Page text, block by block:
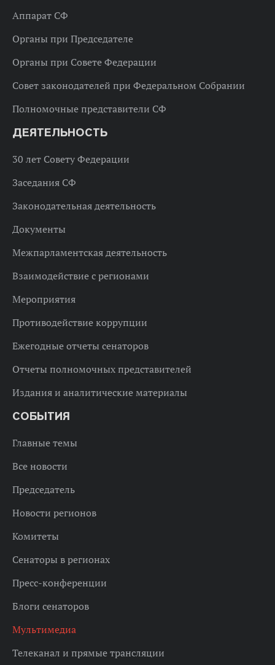
Аппарат СФ
Органы при Председателе
Органы при Совете Федерации
Совет законодателей при Федеральном Собрании
Полномочные представители СФ
ДЕЯТЕЛЬНОСТЬ
30 лет Совету Федерации
Заседания СФ
Законодательная деятельность
Документы
Межпарламентская деятельность
Взаимодействие с регионами
Мероприятия
Противодействие коррупции
Ежегодные отчеты сенаторов
Отчеты полномочных представителей
Издания и аналитические материалы
СОБЫТИЯ
Главные темы
Все новости
Председатель
Новости регионов
Комитеты
Сенаторы в регионах
Пресс-конференции
Блоги сенаторов
Мультимедиа
Телеканал и прямые трансляции